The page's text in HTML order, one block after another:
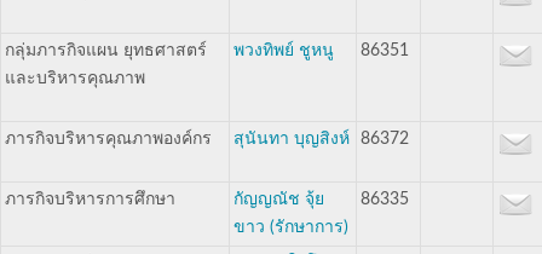
กลุ่มภารกิจแผน ยุทธศาสตร์
และบริหารคุณภาพ
พวงทิพย์ ชูหนู 86351
ภารกิจบริหารคุณภาพองค์กร สุนันทา บุญสิงห์ 86372
ภารกิจบริหารการศึกษา
กัญญณัช จุ้ย
ขาว (รักษาการ)
86335